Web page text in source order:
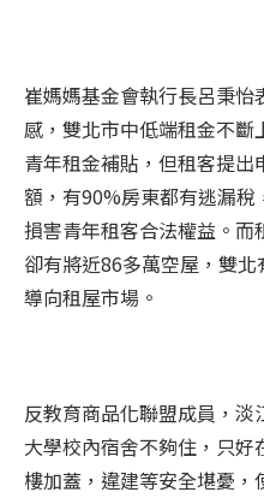
崔媽媽基金會執行長呂秉
感，雙北市中低端租金不
青年租金補貼，但租客提
額，有90%房東都有逃漏
損害青年租客合法權益。
卻有將近86多萬空屋，雙
導向租屋市場。
反教育商品化聯盟成員，
大學校內宿舍不夠住，只
樓加蓋，違建等安全堪憂